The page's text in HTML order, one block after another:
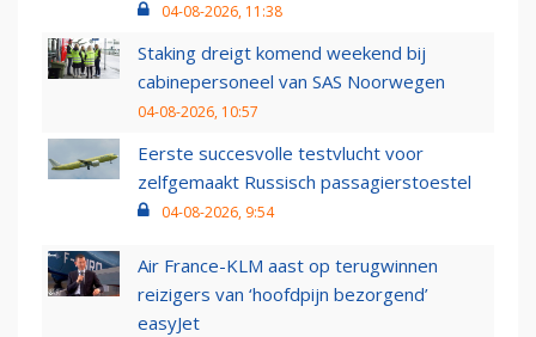
04-08-2026, 11:38
Staking dreigt komend weekend bij
cabinepersoneel van SAS Noorwegen
04-08-2026, 10:57
Eerste succesvolle testvlucht voor
zelfgemaakt Russisch passagierstoestel
04-08-2026, 9:54
Air France-KLM aast op terugwinnen
reizigers van ‘hoofdpijn bezorgend’
easyJet